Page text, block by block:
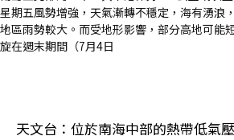
天文台：位於南海中部的熱帶低氣